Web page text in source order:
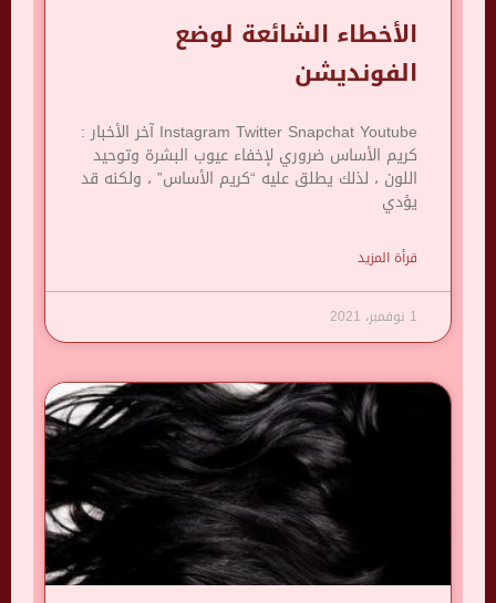
الأخطاء الشائعة لوضع
الفونديشن
Instagram Twitter Snapchat Youtube آخر الأخبار :
كريم الأساس ضروري لإخفاء عيوب البشرة وتوحيد
اللون ، لذلك يطلق عليه “كريم الأساس” ، ولكنه قد
يؤدي
قرأة المزيد
1 نوفمبر، 2021